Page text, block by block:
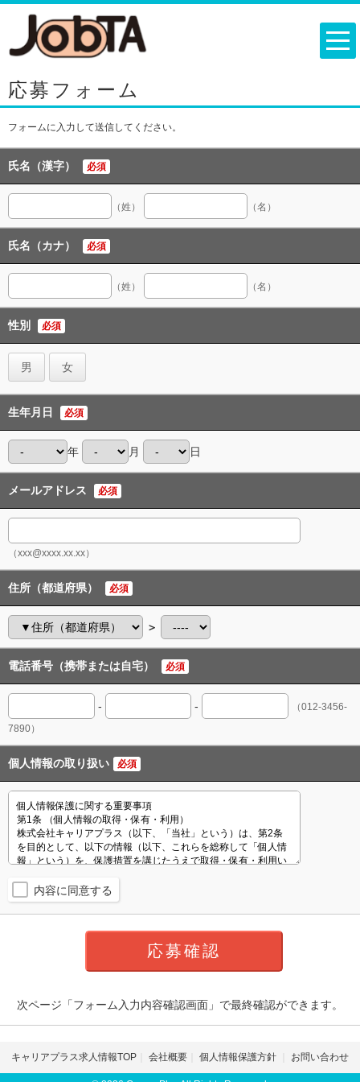
応募フォーム
フォームに入力して送信してください。
氏名（漢字） 必須
（姓） （名）
氏名（カナ） 必須
（姓） （名）
性別 必須
男 女
生年月日 必須
年 月 日
メールアドレス 必須
（xxx@xxxx.xx.xx）
住所（都道府県） 必須
＞
電話番号（携帯または自宅） 必須
- -
（012-3456-
7890）
個人情報の取り扱い 必須
内容に同意する
次ページ「フォーム入力内容確認画面」で最終確認ができます。
キャリアプラス求人情報TOP 会社概要 個人情報保護方針 お問い合わせ